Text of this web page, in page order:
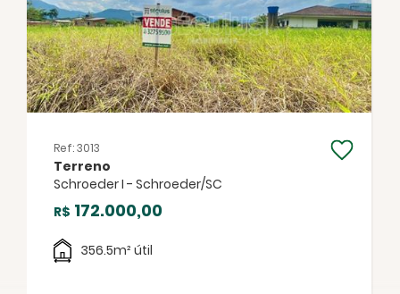
Facebook
Ref: 3013
Terreno
Schroeder I - Schroeder/SC
R$ 172.000,00
356.5m² útil